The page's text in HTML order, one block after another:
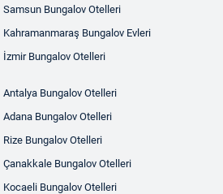
Samsun Bungalov Otelleri
Kahramanmaraş Bungalov Evleri
İzmir Bungalov Otelleri
Antalya Bungalov Otelleri
Adana Bungalov Otelleri
Rize Bungalov Otelleri
Çanakkale Bungalov Otelleri
Kocaeli Bungalov Otelleri